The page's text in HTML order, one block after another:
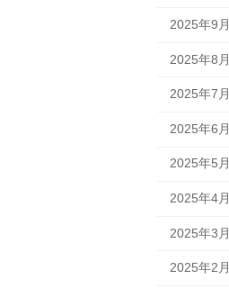
2025年9月
2025年8月
2025年7月
2025年6月
2025年5月
2025年4月
2025年3月
2025年2月